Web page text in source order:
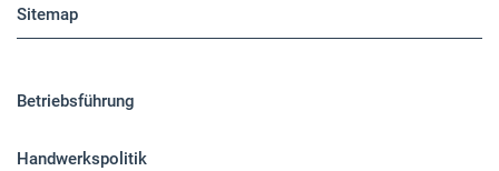
Sitemap
Betriebsführung
Handwerkspolitik